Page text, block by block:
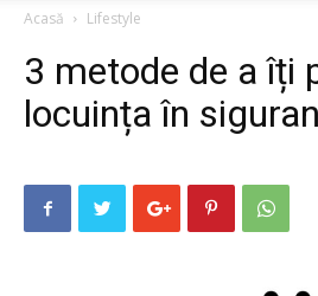
Acasă Lifestyle
3 metode de a îți
locuința în